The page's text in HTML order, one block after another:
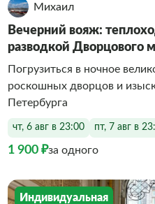
Михаил
Вечерний вояж:
разводкой Дворцового
Погрузиться в ночное
роскошных дворцов и
Петербурга
чт, 6 авг в 23:00 пт, 7 авг в
1 900 ₽за одного
Индивидуальная